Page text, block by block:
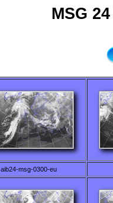
MSG
aib24-msg-0300-eu